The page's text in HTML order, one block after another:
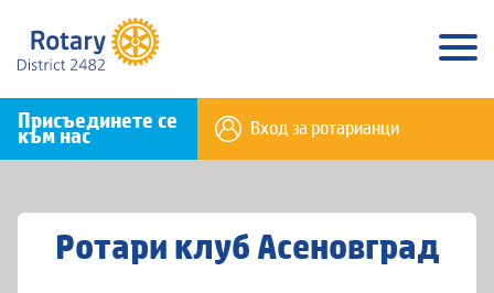
Присъединете се
към нас Вход за ротарианци
Ротари клуб Асеновград